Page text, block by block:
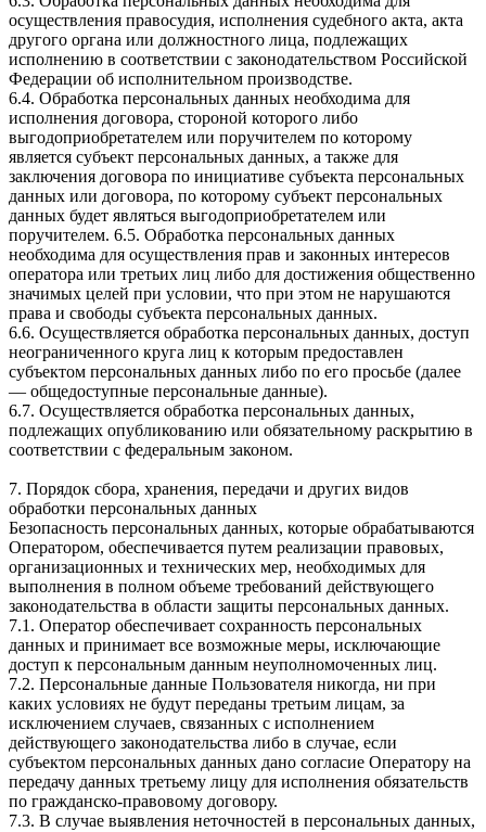
осуществления правосудия, исполнения судебного акта, акта
другого органа или должностного лица, подлежащих
исполнению в соответствии с законодательством Российской
Федерации об исполнительном производстве.
6.4. Обработка персональных данных необходима для
исполнения договора, стороной которого либо
выгодоприобретателем или поручителем по которому
является субъект персональных данных, а также для
заключения договора по инициативе субъекта персональных
данных или договора, по которому субъект персональных
данных будет являться выгодоприобретателем или
поручителем. 6.5. Обработка персональных данных
необходима для осуществления прав и законных интересов
оператора или третьих лиц либо для достижения общественно
значимых целей при условии, что при этом не нарушаются
права и свободы субъекта персональных данных.
6.6. Осуществляется обработка персональных данных, доступ
неограниченного круга лиц к которым предоставлен
субъектом персональных данных либо по его просьбе (далее
— общедоступные персональные данные).
6.7. Осуществляется обработка персональных данных,
подлежащих опубликованию или обязательному раскрытию в
соответствии с федеральным законом.
7. Порядок сбора, хранения, передачи и других видов
обработки персональных данных
Безопасность персональных данных, которые обрабатываются
Оператором, обеспечивается путем реализации правовых,
организационных и технических мер, необходимых для
выполнения в полном объеме требований действующего
законодательства в области защиты персональных данных.
7.1. Оператор обеспечивает сохранность персональных
данных и принимает все возможные меры, исключающие
доступ к персональным данным неуполномоченных лиц.
7.2. Персональные данные Пользователя никогда, ни при
каких условиях не будут переданы третьим лицам, за
исключением случаев, связанных с исполнением
действующего законодательства либо в случае, если
субъектом персональных данных дано согласие Оператору на
передачу данных третьему лицу для исполнения обязательств
по гражданско-правовому договору.
7.3. В случае выявления неточностей в персональных данных,